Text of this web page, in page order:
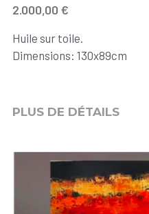
2.000,00 €
Huile sur toile.
Dimensions: 130x89cm
PLUS DE DÉTAILS